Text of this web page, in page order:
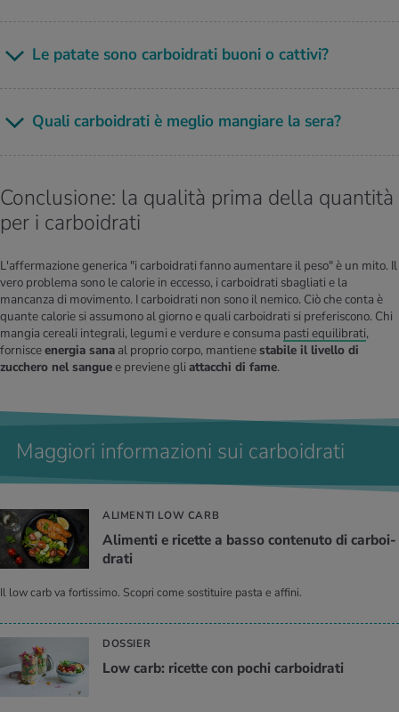
Le pa­ta­te sono car­boi­dra­ti buoni o cat­ti­vi?
Quali car­boi­dra­ti è me­glio man­gia­re la sera?
Conclusione: la qualità prima della quantità
per i carboidrati
L'affermazione generica "i carboidrati fanno aumentare il peso" è un mito. Il
vero problema sono le calorie in eccesso, i carboidrati sbagliati e la
mancanza di movimento. I carboidrati non sono il nemico. Ciò che conta è
quante calorie si assumono al giorno e quali carboidrati si preferiscono. Chi
mangia cereali integrali, legumi e verdure e consuma pasti equilibrati,
fornisceenergia sana al proprio corpo, mantienestabile il livello di
zucchero nel sanguee previene gli attacchi di fame.
Maggiori informazioni sui carboidrati
ALIMENTI LOW CARB
Ali­men­ti e ri­cet­te a basso con­te­nu­to di car­boi­
dra­ti
Il low carb va fortissimo. Scopri come sostituire pasta e affini.
DOSSIER
Low carb: ri­cet­te con pochi car­boi­dra­ti